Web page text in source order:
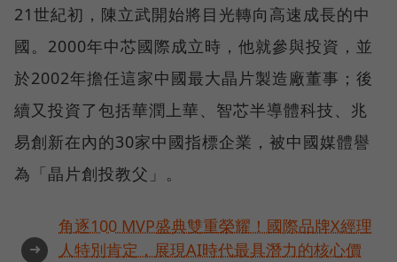
21世紀初，陳立武開始將目光轉向高速成長的中
國。2000年中芯國際成立時，他就參與投資，並
於2002年擔任這家中國最大晶片製造廠董事；後
續又投資了包括華潤上華、智芯半導體科技、兆
易創新在內的30家中國指標企業，被中國媒體譽
為「晶片創投教父」。
➜
角逐100 MVP盛典雙重榮耀！國際品牌X經理
人特別肯定，展現AI時代最具潛力的核心價